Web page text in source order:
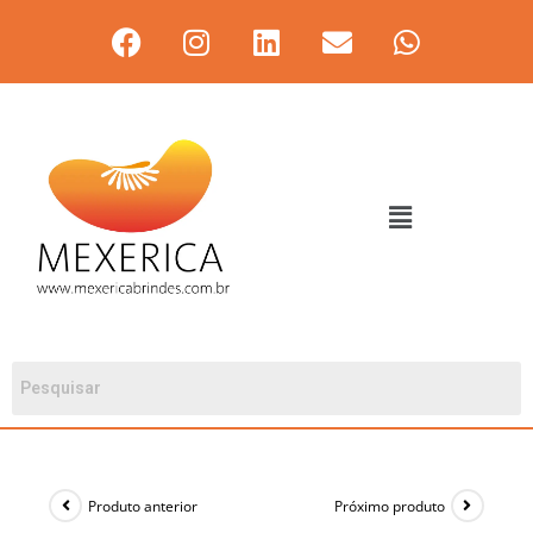
Produto anterior Próximo produto